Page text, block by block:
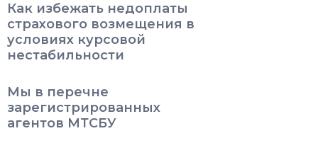
Как избежать недоплаты
страхового возмещения в
условиях курсовой
нестабильности
Мы в перечне
зарегистрированных
агентов МТСБУ